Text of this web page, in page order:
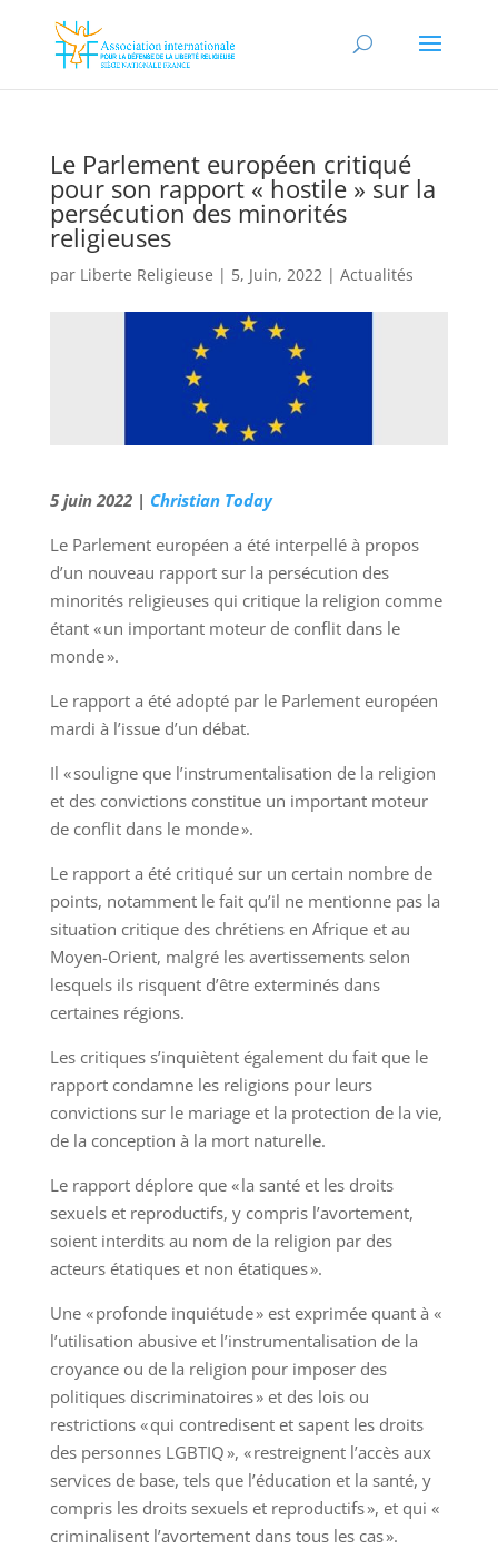
Le Parlement européen critiqué
pour son rapport « hostile » sur la
persécution des minorités
religieuses
par Liberte Religieuse | 5, Juin, 2022| Actualités
5 juin 2022 | Christian Today
Le Parlement européen a été interpellé à propos
d’un nouveau rapport sur la persécution des
minorités religieuses qui critique la religion comme
étant « un important moteur de conflit dans le
monde ».
Le rapport a été adopté par le Parlement européen
mardi à l’issue d’un débat.
Il « souligne que l’instrumentalisation de la religion
et des convictions constitue un important moteur
de conflit dans le monde ».
Le rapport a été critiqué sur un certain nombre de
points, notamment le fait qu’il ne mentionne pas la
situation critique des chrétiens en Afrique et au
Moyen-Orient, malgré les avertissements selon
lesquels ils risquent d’être exterminés dans
certaines régions.
Les critiques s’inquiètent également du fait que le
rapport condamne les religions pour leurs
convictions sur le mariage et la protection de la vie,
de la conception à la mort naturelle.
Le rapport déplore que « la santé et les droits
sexuels et reproductifs, y compris l’avortement,
soient interdits au nom de la religion par des
acteurs étatiques et non étatiques ».
Une « profonde inquiétude » est exprimée quant à «
l’utilisation abusive et l’instrumentalisation de la
croyance ou de la religion pour imposer des
politiques discriminatoires » et des lois ou
restrictions « qui contredisent et sapent les droits
des personnes LGBTIQ », « restreignent l’accès aux
services de base, tels que l’éducation et la santé, y
compris les droits sexuels et reproductifs », et qui «
criminalisent l’avortement dans tous les cas ».